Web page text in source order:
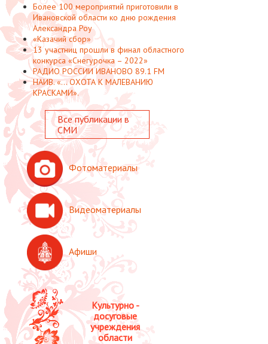
Культурно -
досуговые
учреждения
области
Более 100 мероприятий приготовили в
Ивановской области ко дню рождения
Александра Роу
«Казачий сбор»
13 участниц прошли в финал областного
конкурса «Снегурочка – 2022»
РАДИО РОССИИ ИВАНОВО 89.1 FM
НАИВ. «... ОХОТА К МАЛЕВАНИЮ
КРАСКАМИ».
Все публикации в
СМИ
Фотоматериалы
Видеоматериалы
Афиши